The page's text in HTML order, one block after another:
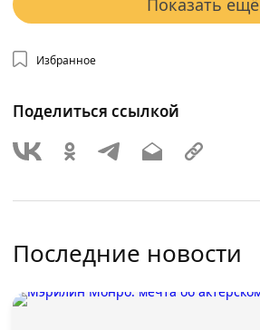
Показать ещё
Избранное
Поделиться ссылкой
Последние новости